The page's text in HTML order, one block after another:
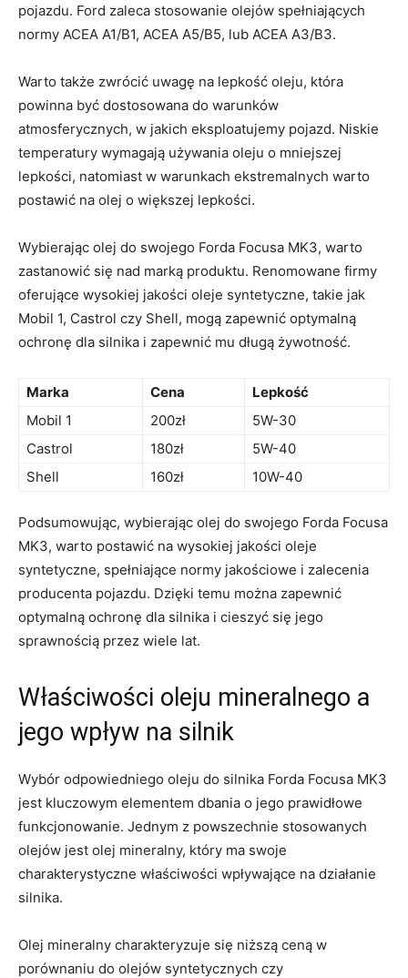
pojazdu. Ford zaleca stosowanie olejów spełniających
normy ACEA A1/B1, ACEA A5/B5, lub ‍ACEA A3/B3.
Warto także zwrócić uwagę na lepkość oleju, która
powinna⁢ być dostosowana do warunków
atmosferycznych, w jakich eksploatujemy pojazd. Niskie
temperatury wymagają używania oleju o mniejszej
lepkości, natomiast w warunkach ekstremalnych warto
postawić na olej‌ o większej lepkości.
Wybierając olej do swojego‍ Forda Focusa ⁢MK3, ‌warto
zastanowić się nad marką produktu. Renomowane firmy
oferujące wysokiej​ jakości ‌oleje syntetyczne, takie jak
Mobil 1, Castrol czy Shell, ⁤mogą zapewnić optymalną
ochronę dla silnika i zapewnić mu długą żywotność.
Marka Cena
Lepkość
Mobil 1
200zł
5W-30
Castrol
180zł
5W-40
Shell
160zł 10W-40
Podsumowując, wybierając olej do swojego Forda Focusa
MK3, warto postawić na wysokiej jakości oleje
syntetyczne, spełniające normy‍ jakościowe i zalecenia
producenta⁢ pojazdu. Dzięki ​temu można zapewnić
optymalną ochronę dla silnika i cieszyć się ⁢jego
sprawnością przez wiele lat.
Właściwości oleju mineralnego ​a
jego wpływ ‌na silnik
Wybór odpowiedniego oleju do ⁣silnika Forda ⁤Focusa MK3
jest kluczowym elementem‍ dbania o jego prawidłowe
funkcjonowanie.‌ Jednym z ‌powszechnie stosowanych
olejów jest olej mineralny, który⁣ ma ⁢swoje
charakterystyczne właściwości wpływające na działanie
silnika.
Olej mineralny charakteryzuje się niższą ceną w
porównaniu do olejów ​syntetycznych czy